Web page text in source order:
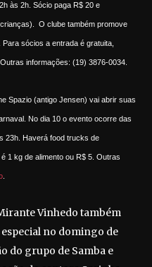
às 2h. Sócio paga R$ 20 e
O clube também promove
sócios a entrada é gratuita,
informações: (19) 3876-0034.
Spazio (antigo Jensen) vai abrir suas
No dia 10 o evento ocorre das
23h. Haverá food trucks de
1 kg de alimento ou R$ 5. Outras
Vinhedo também
no domingo de
do grupo de Samba e